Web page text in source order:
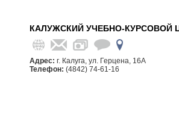
КАЛУЖСКИЙ УЧЕБНО-КУРСОВОЙ
Адрес: г. Калуга, ул. Герцена, 16А
Телефон: (4842) 74-61-16